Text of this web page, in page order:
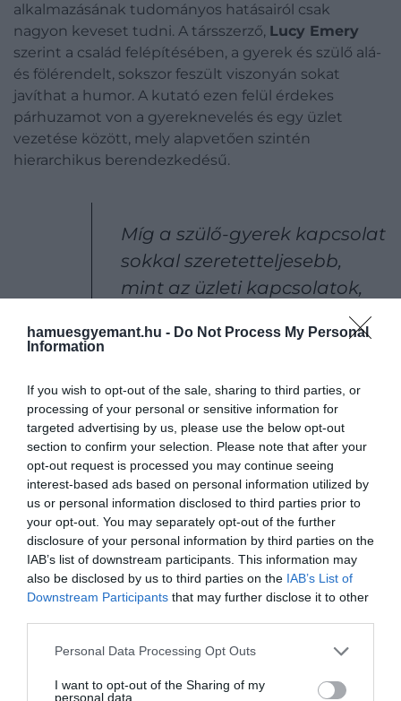
hamuesgyemant.hu - Do Not Process My Personal
Information
If you wish to opt-out of the sale, sharing to third parties, or
processing of your personal or sensitive information for
targeted advertising by us, please use the below opt-out
section to confirm your selection. Please note that after your
opt-out request is processed you may continue seeing
interest-based ads based on personal information utilized by
us or personal information disclosed to third parties prior to
your opt-out. You may separately opt-out of the further
disclosure of your personal information by third parties on the
IAB’s list of downstream participants. This information may
also be disclosed by us to third parties on the IAB’s List of
Downstream Participants that may further disclose it to other
Please note that this website/app uses one or more Google
not limited to your visit or usage behaviour. You may click to
Personal Data Processing Opt Outs
I want to opt-out of the Sharing of my
personal data.
alkalmazásának tudományos hatásairól csak
nagyon keveset tudni. A társszerző, Lucy Emery
szerint a család felépítésében, a gyerek és szülő alá-
és fölérendelt, sokszor feszült viszonyán sokat
javíthat a humor. A kutató ezen felül érdekes
párhuzamot von a gyereknevelés és egy üzlet
vezetése között, mely alapvetően szintén
hierarchikus berendezkedésű.
Míg a szülő-gyerek kapcsolat
sokkal szeretetteljesebb,
mint az üzleti kapcsolatok,
stresszes helyzetek. A humor
hierarchiával járó
feszültséggel és mindkét fél
számára fellélegzést
jelenthet egy-egy nehéz
szituációban.
– mondta.